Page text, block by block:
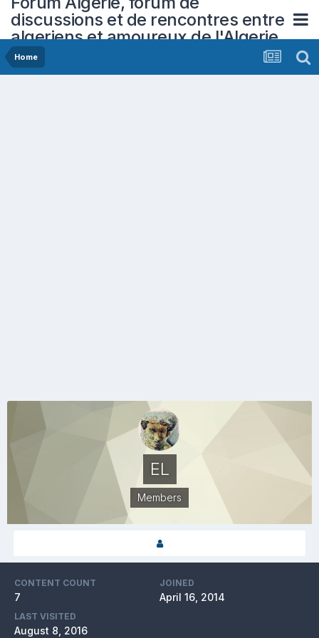
discussions et de rencontres entre
algeriens et amoureux de l'Algerie
Home
EL
Members
CONTENT COUNT
7
JOINED
April 16, 2014
LAST VISITED
August 8, 2016